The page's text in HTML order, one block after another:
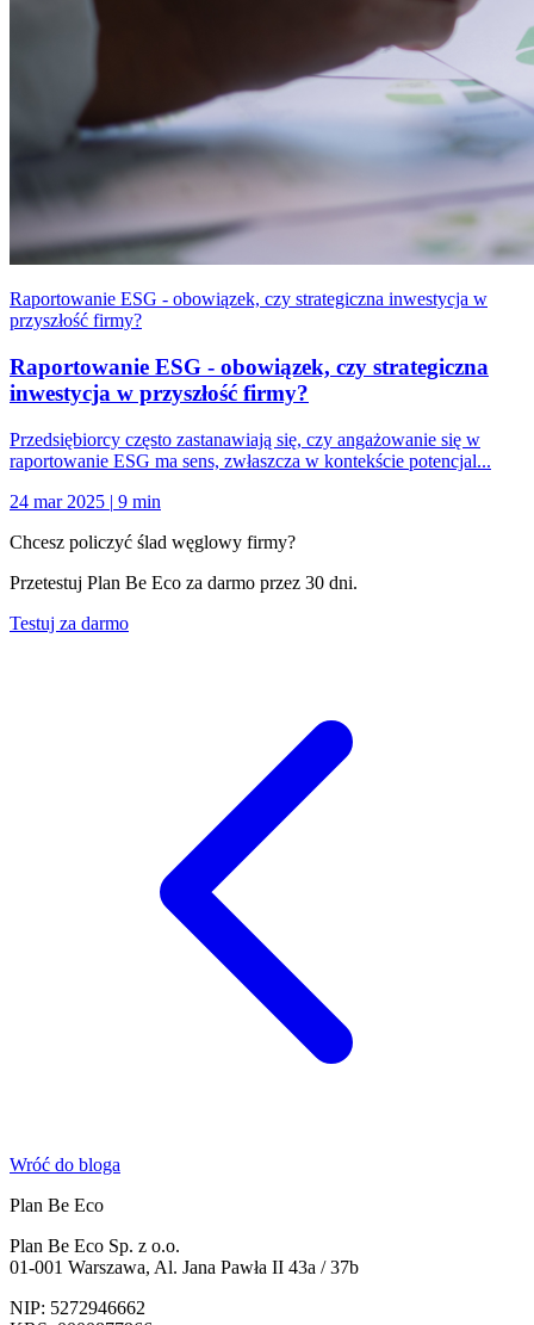
Raportowanie ESG - obowiązek, czy strategiczna inwestycja w
przyszłość firmy?
Raportowanie ESG - obowiązek, czy strategiczna
inwestycja w przyszłość firmy?
Przedsiębiorcy często zastanawiają się, czy angażowanie się w
raportowanie ESG ma sens, zwłaszcza w kontekście potencjal...
24 mar 2025 | 9 min
Chcesz policzyć ślad węglowy firmy?
Przetestuj Plan Be Eco za darmo przez 30 dni.
Testuj za darmo
Wróć do bloga
Plan Be Eco
Plan Be Eco Sp. z o.o.
01-001 Warszawa, Al. Jana Pawła II 43a / 37b
NIP: 5272946662